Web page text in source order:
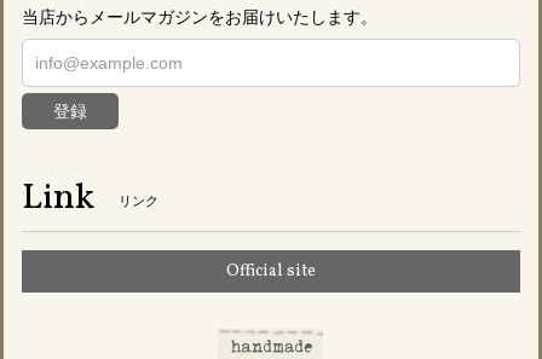
当店からメールマガジンをお届けいたします。
登録
Link リンク
Official site